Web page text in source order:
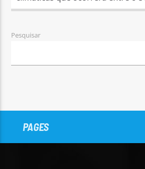
Pesquisar
PAGES